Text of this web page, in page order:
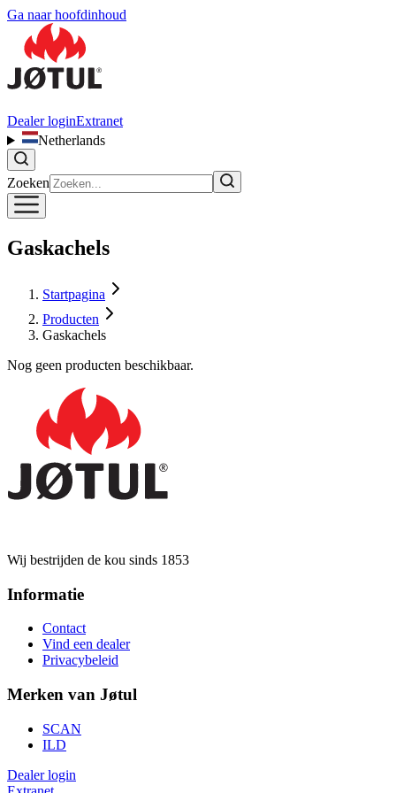
Ga naar hoofdinhoud
Dealer loginExtranet
Netherlands
Zoeken
Gaskachels
Startpagina
Producten
Gaskachels
Nog geen producten beschikbaar.
Wij bestrijden de kou sinds 1853
Informatie
Contact
Vind een dealer
Privacybeleid
Merken van Jøtul
SCAN
ILD
Dealer login